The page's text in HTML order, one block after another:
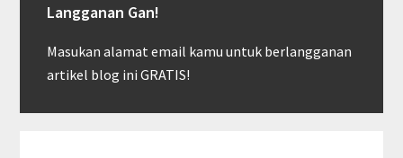
Langganan Gan!
Masukan alamat email kamu untuk berlangganan
artikel blog ini GRATIS!